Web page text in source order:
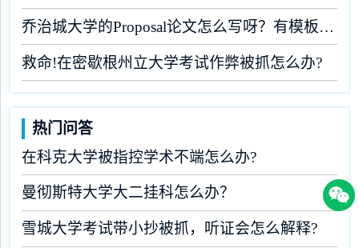
乔治城大学的Proposal论文怎么写呀？有模板吗？
救命!在密歇根州立大学考试作弊被抓怎么办?
热门问答
在科克大学被指控学术不端怎么办?
曼彻斯特大学大二挂科怎么办？
雪城大学考试带小抄被抓，听证会怎么解释?